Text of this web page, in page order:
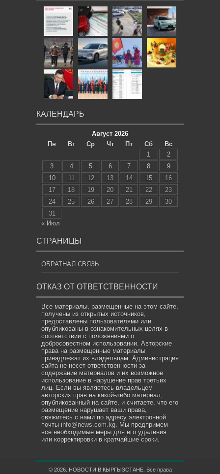
КАЛЕНДАРЬ
Август 2026
Пн
Вт Ср Чт Пт Сб
Вс
1
2
3
4 5 6 7 8
9
10
11 12 13 14 15
16
17
18 19 20 21 22
23
24
25 26 27 28 29
30
31
« Июл
СТРАНИЦЫ
ОБРАТНАЯ СВЯЗЬ
ОТКАЗ ОТ ОТВЕТСТВЕННОСТИ
Все материалы, размещенные на этом сайте,
получены из открытых источников,
предоставлены пользователями или
опубликованы в ознакомительных целях в
соответствии с положениями о
добросовестном использовании. Авторские
права на размещенные материалы
принадлежат их владельцам. Администрация
сайта не несет ответственности за
содержание материалов и их возможное
использование в нарушение прав третьих
лиц. Если вы являетесь владельцем
авторских прав на какой-либо материал,
опубликованный на сайте, и считаете, что его
размещение нарушает ваши права,
свяжитесь с нами по адресу электронной
почты info@news.com.kg . Мы предпримем
все необходимые меры для его удаления
или корректировки в кратчайшие сроки.
© 2026. НОВОСТИ В КЫРГЫЗСТАНЕ. Все права